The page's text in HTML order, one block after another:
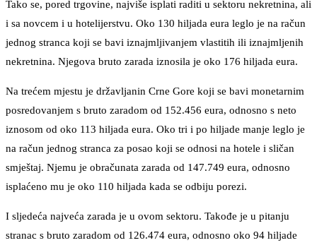
Tako se, pored trgovine, najviše isplati raditi u sektoru nekretnina, ali
i sa novcem i u hotelijerstvu. Oko 130 hiljada eura leglo je na račun
jednog stranca koji se bavi iznajmljivanjem vlastitih ili iznajmljenih
nekretnina. Njegova bruto zarada iznosila je oko 176 hiljada eura.
Na trećem mjestu je državljanin Crne Gore koji se bavi monetarnim
posredovanjem s bruto zaradom od 152.456 eura, odnosno s neto
iznosom od oko 113 hiljada eura. Oko tri i po hiljade manje leglo je
na račun jednog stranca za posao koji se odnosi na hotele i sličan
smještaj. Njemu je obračunata zarada od 147.749 eura, odnosno
isplaćeno mu je oko 110 hiljada kada se odbiju porezi.
I sljedeća najveća zarada je u ovom sektoru. Takođe je u pitanju
stranac s bruto zaradom od 126.474 eura, odnosno oko 94 hiljade